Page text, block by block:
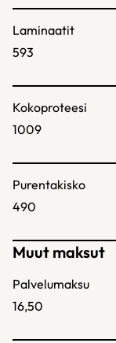
Laminaatit
593
Kokoproteesi
1009
Purentakisko
490
Muut maksut
Palvelumaksu
16,50